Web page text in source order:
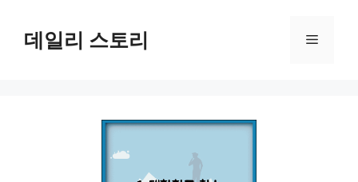
데일리 스토리 메